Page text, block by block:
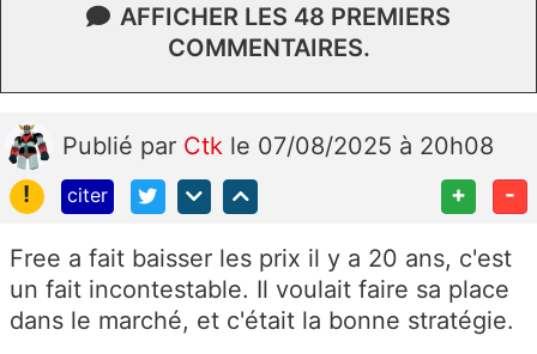
AFFICHER LES 48 PREMIERS
COMMENTAIRES.
Publié par Ctk le 07/08/2025 à 20h08
!
citer + -
Free a fait baisser les prix il y a 20 ans, c'est
un fait incontestable. Il voulait faire sa place
dans le marché, et c'était la bonne stratégie.